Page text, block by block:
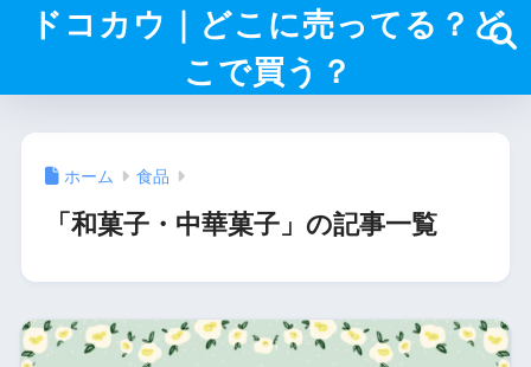
ドコカウ｜どこに売ってる？ど
こで買う？
ホーム 食品
「和菓子・中華菓子」の記事一覧